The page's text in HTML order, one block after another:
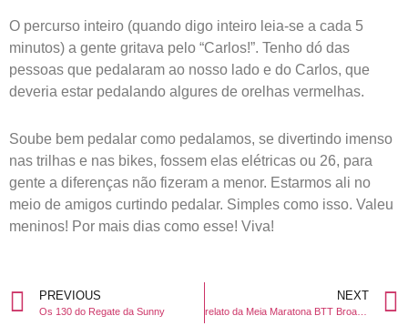
O percurso inteiro (quando digo inteiro leia-se a cada 5
minutos) a gente gritava pelo “Carlos!”. Tenho dó das
pessoas que pedalaram ao nosso lado e do Carlos, que
deveria estar pedalando algures de orelhas vermelhas.
Soube bem pedalar como pedalamos, se divertindo imenso
nas trilhas e nas bikes, fossem elas elétricas ou 26, para
gente a diferenças não fizeram a menor. Estarmos ali no
meio de amigos curtindo pedalar. Simples como isso. Valeu
meninos! Por mais dias como esse! Viva!
PREVIOUS
Os 130 do Regate da Sunny
NEXT
relato da Meia Maratona BTT Broa de Avintes